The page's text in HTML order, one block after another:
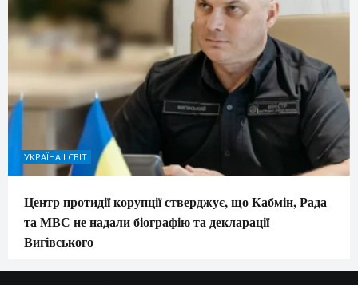
УКРАЇНА І СВІТ
Центр протидії корупції стверджує, що Кабмін, Рада
та МВС не надали біографію та декларації
Вигівського